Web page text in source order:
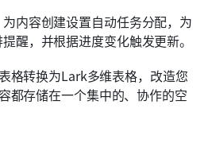
为内容创建设置自动任务分配，为
醒，并根据进度变化触发更新。
格转换为Lark多维表格，改造您
都存储在一个集中的、协作的空